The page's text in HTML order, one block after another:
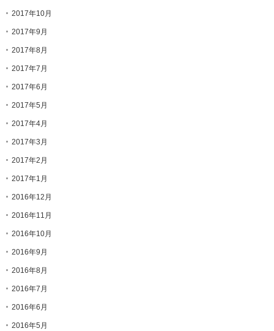
2017年10月
2017年9月
2017年8月
2017年7月
2017年6月
2017年5月
2017年4月
2017年3月
2017年2月
2017年1月
2016年12月
2016年11月
2016年10月
2016年9月
2016年8月
2016年7月
2016年6月
2016年5月